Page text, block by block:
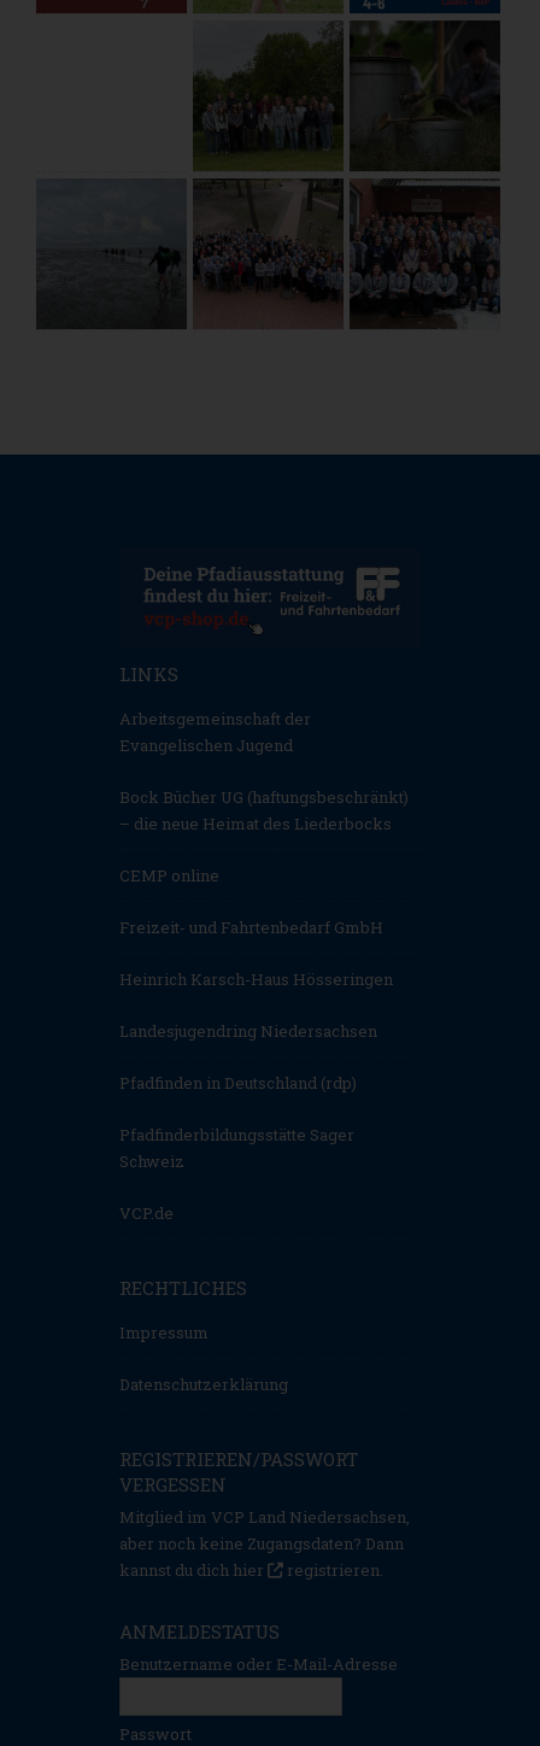
LINKS
Arbeitsgemeinschaft der
Evangelischen Jugend
Bock Bücher UG (haftungsbeschränkt)
– die neue Heimat des Liederbocks
CEMP online
Freizeit- und Fahrtenbedarf GmbH
Heinrich Karsch-Haus Hösseringen
Landesjugendring Niedersachsen
Pfadfinden in Deutschland (rdp)
Pfadfinderbildungsstätte Sager
Schweiz
VCP.de
RECHTLICHES
Impressum
Datenschutzerklärung
REGISTRIEREN/PASSWORT
VERGESSEN
Mitglied im VCP Land Niedersachsen,
aber noch keine Zugangsdaten? Dann
kannst du dich hier
registrieren.
ANMELDESTATUS
Benutzername oder E-Mail-Adresse
Passwort